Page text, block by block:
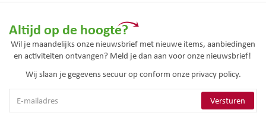
Altijd op de hoogte?
Wil je maandelijks onze nieuwsbrief met nieuwe items, aanbiedingen
en activiteiten ontvangen? Meld je dan aan voor onze nieuwsbrief!
Wij slaan je gegevens secuur op conform onze privacy policy.